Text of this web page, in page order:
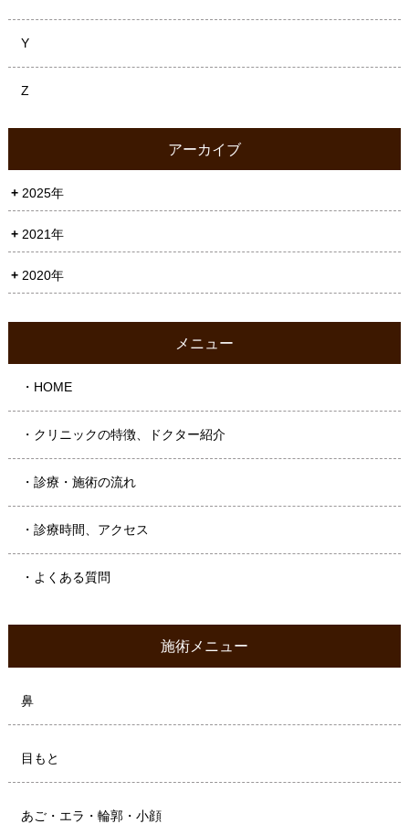
Y
Z
アーカイブ
2025年
2021年
2020年
メニュー
・HOME
・クリニックの特徴、ドクター紹介
・診療・施術の流れ
・診療時間、アクセス
・よくある質問
施術メニュー
鼻
目もと
あご・エラ・輪郭・小顔